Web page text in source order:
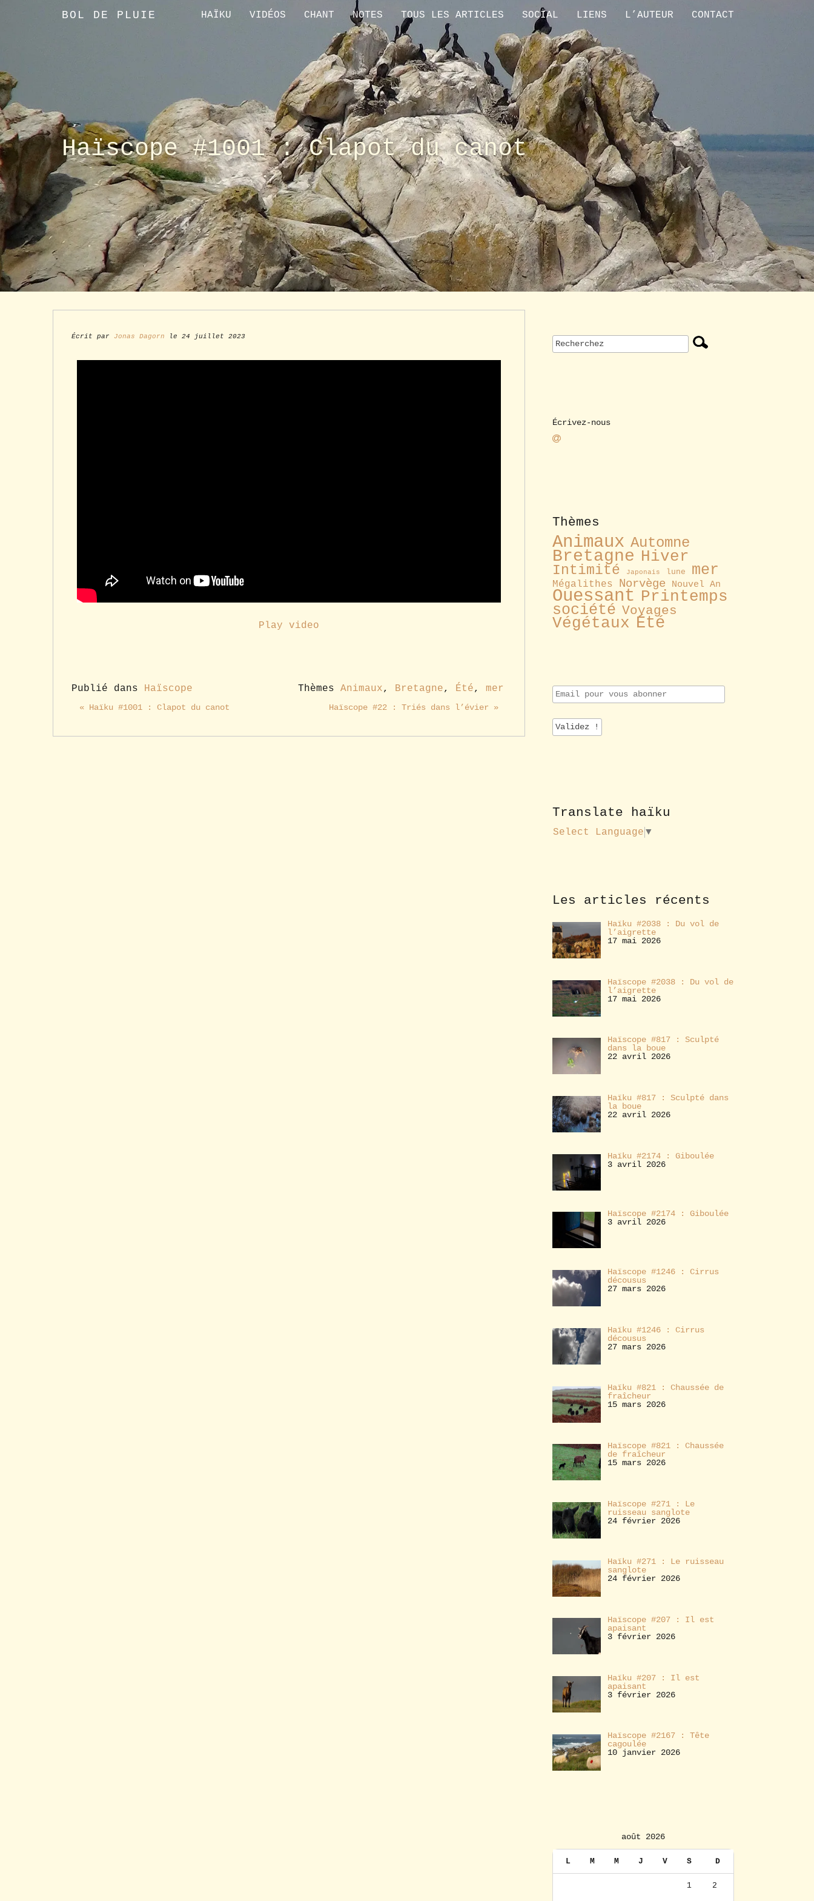
BOL DE PLUIE HAÏKU VIDÉOS CHANT NOTES TOUS LES ARTICLES SOCIAL LIENS L’AUTEUR CONTACT
Haïscope #1001 : Clapot du canot
Écrit par Jonas Dagorn le 24 juillet 2023
Play video
Publié dans Haïscope Thèmes Animaux, Bretagne, Été, mer
« Haïku #1001 : Clapot du canot Haïscope #22 : Triés dans l’évier »
Écrivez-nous
Thèmes
Animaux Automne
Bretagne Hiver
Intimité Japonais lune mer
Mégalithes Norvège Nouvel An
Ouessant Printemps
société Voyages
Végétaux Été
E
m
i
l
o
u
s
e
Translate haïku
Select Language ▼
Les articles récents
Haïku #2038 : Du vol de
l’aigrette
17 mai 2026
Haïscope #2038 : Du vol de
l’aigrette
17 mai 2026
Haïscope #817 : Sculpté
dans la boue
22 avril 2026
Haïku #817 : Sculpté dans
la boue
22 avril 2026
Haïku #2174 : Giboulée
3 avril 2026
Haïscope #2174 : Giboulée
3 avril 2026
Haïscope #1246 : Cirrus
décousus
27 mars 2026
Haïku #1246 : Cirrus
décousus
27 mars 2026
Haïku #821 : Chaussée de
fraîcheur
15 mars 2026
Haïscope #821 : Chaussée
de fraîcheur
15 mars 2026
Haïscope #271 : Le
ruisseau sanglote
24 février 2026
Haïku #271 : Le ruisseau
sanglote
24 février 2026
Haïscope #207 : Il est
apaisant
3 février 2026
Haïku #207 : Il est
apaisant
3 février 2026
Haïscope #2167 : Tête
cagoulée
10 janvier 2026
août 2026
L M M J V S D
1 2